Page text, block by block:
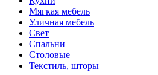
Мягкая мебель
Уличная мебель
Свет
Спальни
Столовые
Текстиль, шторы